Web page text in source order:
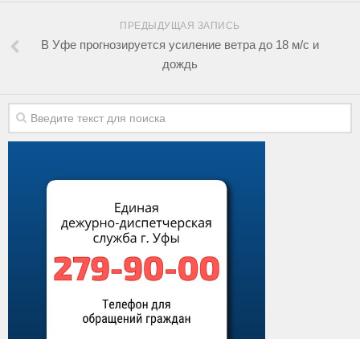
ПРЕДЫДУЩАЯ ЗАПИСЬ
В Уфе прогнозируется усиление ветра до 18 м/с и
дождь